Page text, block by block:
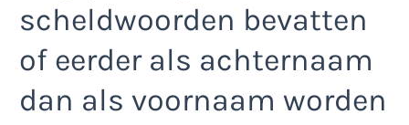
scheldwoorden bevatten
of eerder als achternaam
dan als voornaam worden